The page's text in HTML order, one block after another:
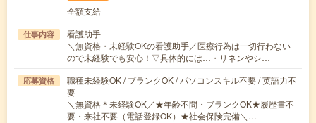
全額支給
仕事内容
看護助手
＼無資格・未経験OKの看護助手／医療行為は一切行わない
ので未経験でも安心！▽具体的には…・リネンやシ…
応募資格
職種未経験OK / ブランクOK / パソコンスキル不要 / 英語力不
要
＼無資格＊未経験OK／★年齢不問・ブランクOK★履歴書不
要・来社不要（電話登録OK）★社会保険完備＼…